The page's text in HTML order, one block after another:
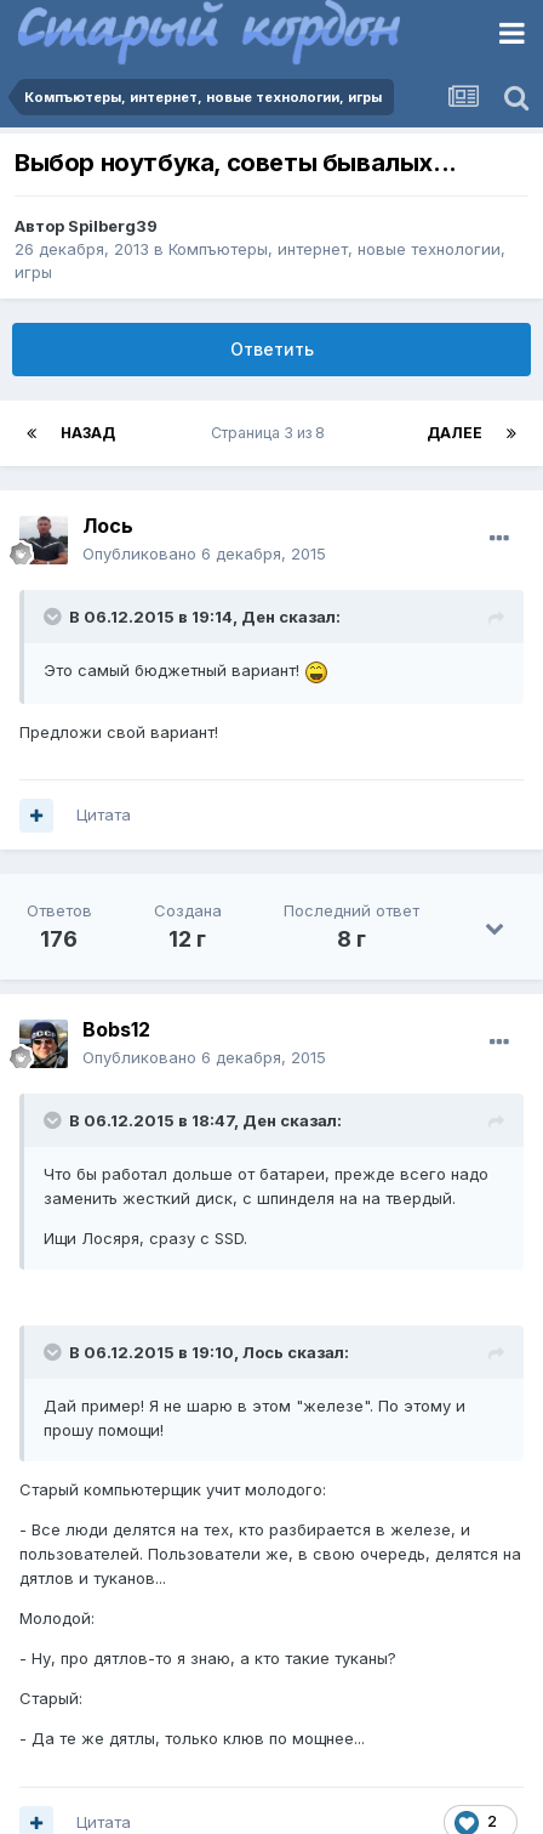
Компъютеры, интернет, новые технологии, игры
Выбор ноутбука, советы бывалых...
Автор Spilberg39
26 декабря, 2013 в Компъютеры, интернет, новые технологии,
игры
Ответить
НАЗАД ДАЛЕЕ
Страница 3 из 8
Лось
Опубликовано 6 декабря, 2015
В 06.12.2015 в 19:14, Ден сказал:
Это самый бюджетный вариант!
Предложи свой вариант!
Цитата
Ответов
176
Создана
12 г
Последний ответ
8 г
Bobs12
Опубликовано 6 декабря, 2015
В 06.12.2015 в 18:47, Ден сказал:
Что бы работал дольше от батареи, прежде всего надо
заменить жесткий диск, с шпинделя на на твердый.
Ищи Лосяря, сразу с SSD.
В 06.12.2015 в 19:10, Лось сказал:
Дай пример! Я не шарю в этом "железе". По этому и
прошу помощи!
Старый компьютерщик учит молодого:
- Все люди делятся на тех, кто разбирается в железе, и
пользователей. Пользователи же, в свою очередь, делятся на
дятлов и туканов...
Молодой:
- Ну, про дятлов-то я знаю, а кто такие туканы?
Старый:
- Да те же дятлы, только клюв по мощнее...
2
Цитата